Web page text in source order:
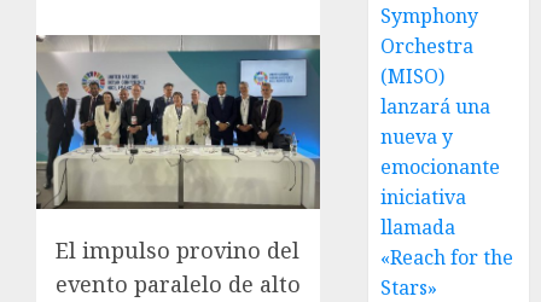
El impulso provino del
evento paralelo de alto
Symphony
Orchestra
(MISO)
lanzará una
nueva y
emocionante
iniciativa
llamada
«Reach for the
Stars»